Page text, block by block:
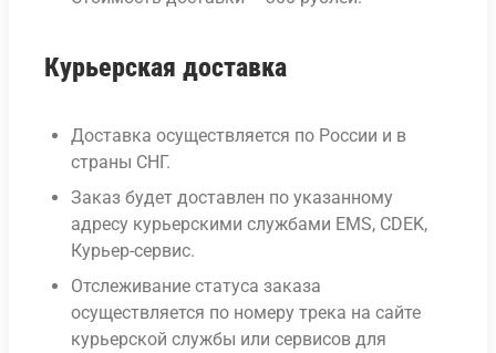
Курьерская доставка
Доставка осуществляется по России и в
страны СНГ.
Заказ будет доставлен по указанному
адресу курьерскими службами EMS, CDEK,
Курьер-сервис.
Отслеживание статуса заказа
осуществляется по номеру трека на сайте
курьерской службы или сервисов для